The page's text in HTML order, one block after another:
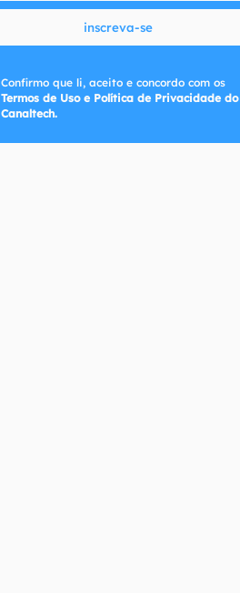
inscreva-se
Confirmo que li, aceito e concordo com os
Termos de Uso e Política de Privacidade do
Canaltech.